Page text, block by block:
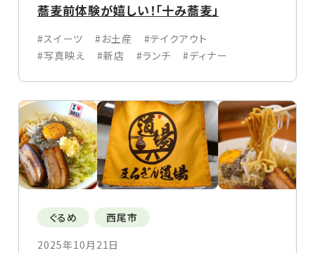
蕎麦前体験が嬉しい！「十み蕎麦」
#スイーツ #お土産
#テイクアウト
#写真映え
#新店 #ランチ #ディナー
ぐるめ
西尾市
2025年10月21日